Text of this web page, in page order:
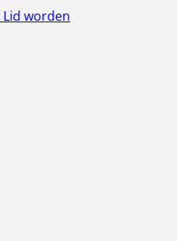
Lid worden